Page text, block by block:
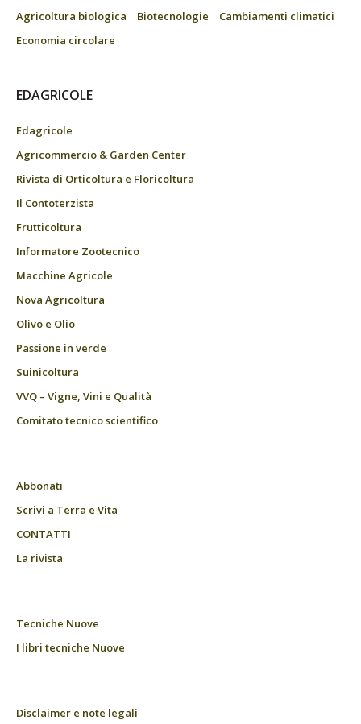
Agricoltura biologica
Biotecnologie
Cambiamenti climatici
Economia circolare
EDAGRICOLE
Edagricole
Agricommercio & Garden Center
Rivista di Orticoltura e Floricoltura
Il Contoterzista
Frutticoltura
Informatore Zootecnico
Macchine Agricole
Nova Agricoltura
Olivo e Olio
Passione in verde
Suinicoltura
VVQ – Vigne, Vini e Qualità
Comitato tecnico scientifico
Abbonati
Scrivi a Terra e Vita
CONTATTI
La rivista
Tecniche Nuove
I libri tecniche Nuove
Disclaimer e note legali